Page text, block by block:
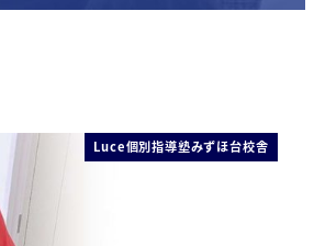
Luce個別指導塾みずほ台校舎